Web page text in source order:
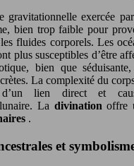
gravitationnelle exercée
bien trop faible pour
fluides corporels. Les
plus susceptibles d’être
bien que
La complexité du
d’un lien direct et
La divinationoffre
.
et